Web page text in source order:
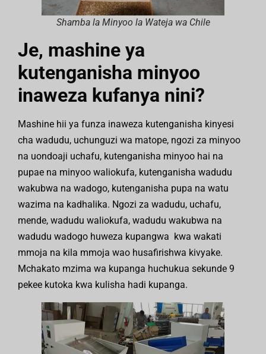
Shamba la Minyoo la Wateja wa Chile
Je, mashine ya
kutenganisha minyoo
inaweza kufanya nini?
Mashine hii ya funza inaweza kutenganisha kinyesi
cha wadudu, uchunguzi wa matope, ngozi za minyoo
na uondoaji uchafu, kutenganisha minyoo hai na
pupae na minyoo waliokufa, kutenganisha wadudu
wakubwa na wadogo, kutenganisha pupa na watu
wazima na kadhalika. Ngozi za wadudu, uchafu,
mende, wadudu waliokufa, wadudu wakubwa na
wadudu wadogo huweza kupangwa kwa wakati
mmoja na kila mmoja wao husafirishwa kivyake.
Mchakato mzima wa kupanga huchukua sekunde 9
pekee kutoka kwa kulisha hadi kupanga.